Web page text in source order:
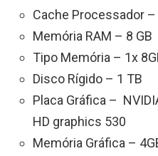
Cache Processador –
Memória RAM – 8 GB
Tipo Memória – 1x
Disco Rígido – 1 TB
Placa Gráfica –
HD graphics 530
Memória Gráfica –